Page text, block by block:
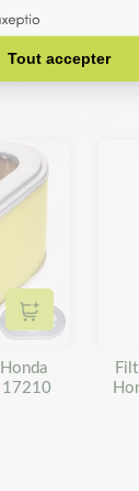
Ajouter au